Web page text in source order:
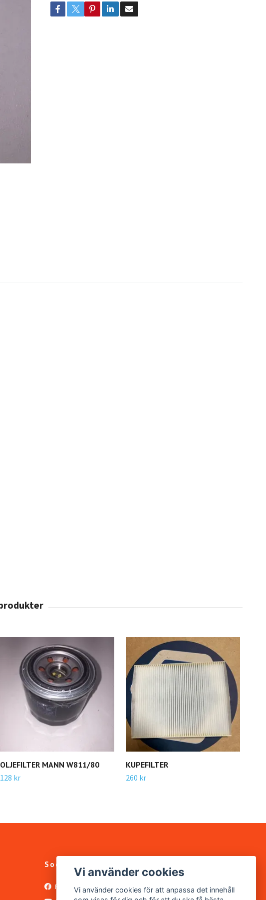
OLJEFILTER MANN W811/80
128 kr
KUPEFILTER
260 kr
Sociala medier
Facebook
Vi använder cookies
Vi använder cookies för att anpassa det innehåll